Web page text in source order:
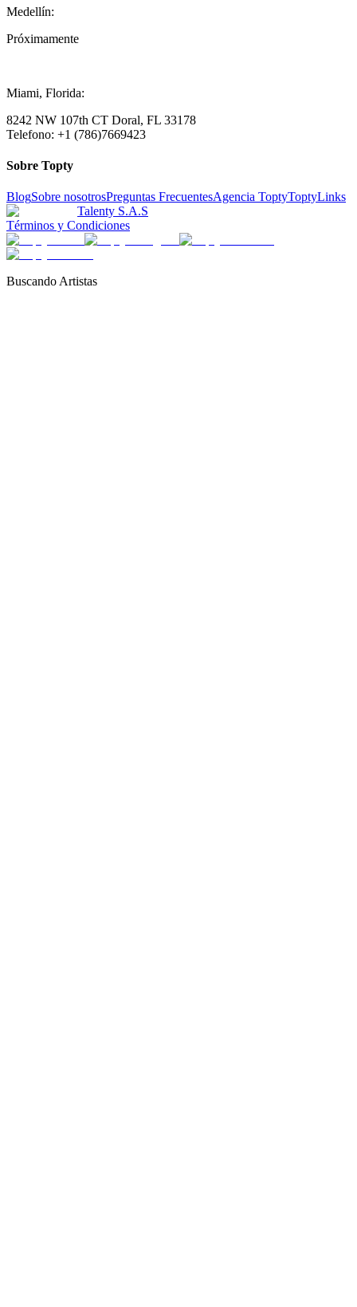
Medellín:
Próximamente
Miami, Florida:
8242 NW 107th CT Doral, FL 33178
Telefono: +1 (786)7669423
Sobre Topty
BlogSobre nosotrosPreguntas FrecuentesAgencia ToptyToptyLinks
Talenty S.A.S
Términos y Condiciones
Buscando Artistas